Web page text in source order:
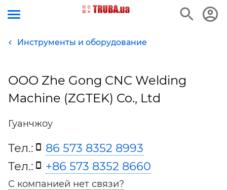
Инструменты и оборудование
ООО Zhe Gong CNC Welding
Machine (ZGTEK) Co., Ltd
Гуанчжоу
Тел.:
86 573 8352 8993
Тел.:
+86 573 8352 8660
С компанией нет связи?